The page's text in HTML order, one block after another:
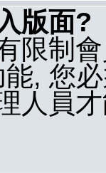
版面?
限制
, 您
人員